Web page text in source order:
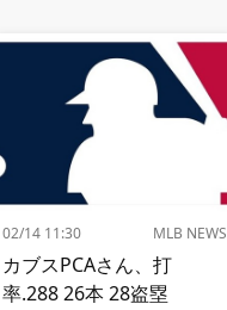
02/14 11:30 MLB NEWS
カブスPCAさん、打
率.288 26本 28盗塁